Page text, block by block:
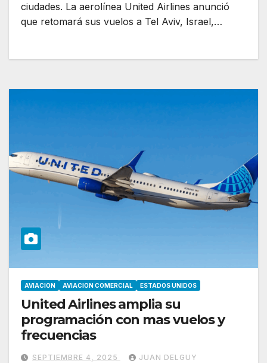
ciudades. La aerolínea United Airlines anunció
que retomará sus vuelos a Tel Aviv, Israel,…
AVIACION AVIACION COMERCIAL ESTADOS UNIDOS
United Airlines amplia su
programación con mas vuelos y
frecuencias
SEPTIEMBRE 4, 2025 JUAN DELGUY